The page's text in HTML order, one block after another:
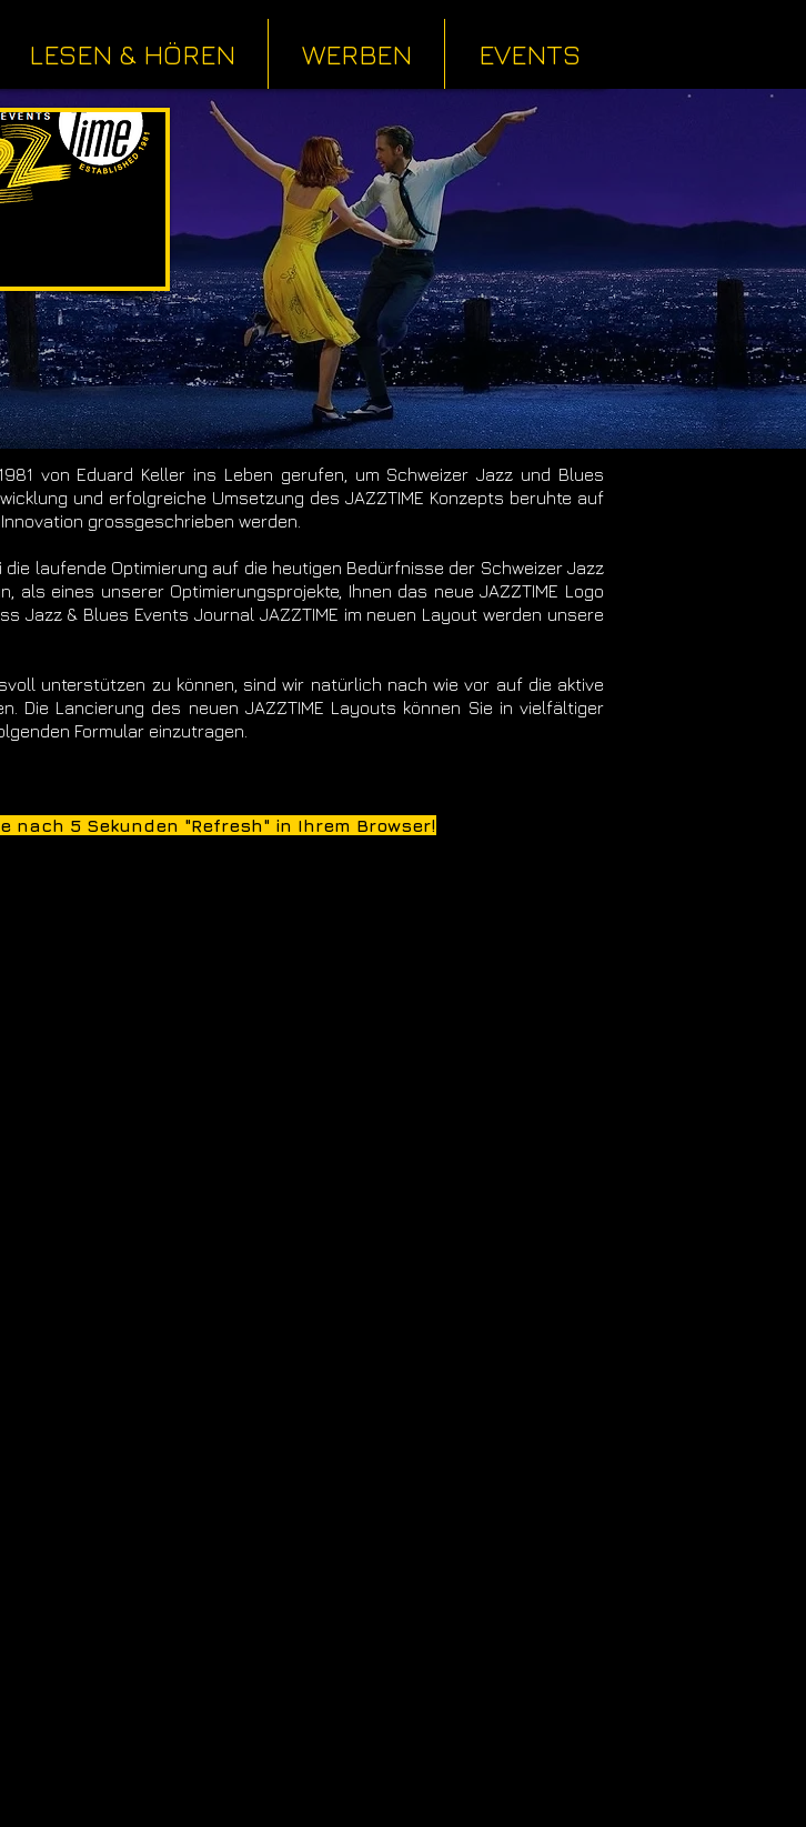
LESEN & HÖREN WERBEN EVENTS
von Eduard Keller ins Leben gerufen, um Schweizer Jazz und Blues
und erfolgreiche Umsetzung des JAZZTIME Konzepts beruhte auf
grossgeschrieben werden.
laufende Optimierung auf die heutigen Bedürfnisse der Schweizer Jazz
eines unserer Optimierungsprojekte, Ihnen das neue JAZZTIME Logo
Jazz & Blues Events Journal JAZZTIME im neuen Layout werden unsere
unterstützen zu können, sind wir natürlich nach wie vor auf die aktive
Die Lancierung des neuen JAZZTIME Layouts können Sie in vielfältiger
Formular einzutragen.
nach 5 Sekunden "Refresh" in Ihrem Browser!